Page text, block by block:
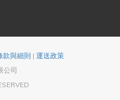
款與細則 | 運送政策
公司